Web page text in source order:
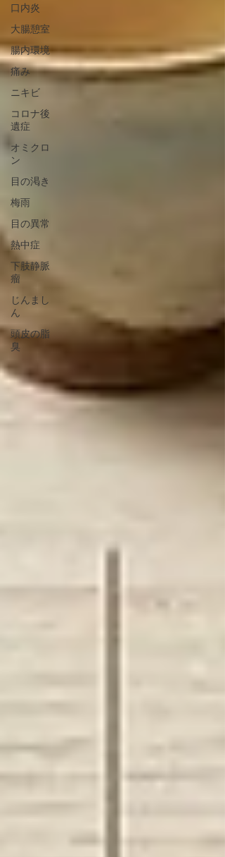
口内炎
大腸憩室
腸内環境
痛み
ニキビ
コロナ後
遺症
オミクロ
ン
目の渇き
梅雨
目の異常
熱中症
下肢静脈
瘤
じんまし
ん
頭皮の脂
臭